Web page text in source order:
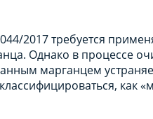
2017 требуется
Однако в процессе
марганцем
как